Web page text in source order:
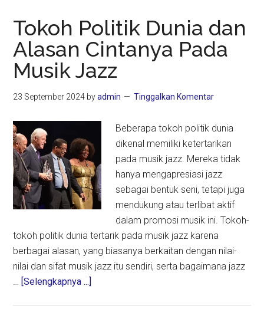
Bangkit
dan
Trump
Tokoh Politik Dunia dan
Alasan Cintanya Pada
Musik Jazz
23 September 2024 byadmin Tinggalkan Komentar
Beberapa tokoh politik dunia
dikenal memiliki ketertarikan
pada musik jazz. Mereka tidak
hanya mengapresiasi jazz
sebagai bentuk seni, tetapi juga
mendukung atau terlibat aktif
dalam promosi musik ini. Tokoh-
tokoh politik dunia tertarik pada musik jazz karena
berbagai alasan, yang biasanya berkaitan dengan nilai-
nilai dan sifat musik jazz itu sendiri, serta bagaimana jazz
… [Selengkapnya ...]